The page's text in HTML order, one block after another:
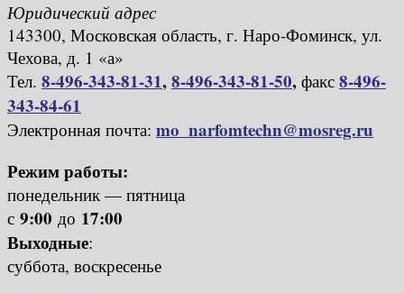
Юридический адрес
143300, Московская область, г. Наро-Фоминск, ул.
Чехова, д. 1 «а»
Тел. 8-496-343-81-31,8-496-343-81-50, факс 8-496-
343-84-61
Электронная почта: mo_narfomtechn@mosreg.ru
Режим работы:
понедельник — пятница
с 9:00 до 17:00
Выходные:
суббота, воскресенье